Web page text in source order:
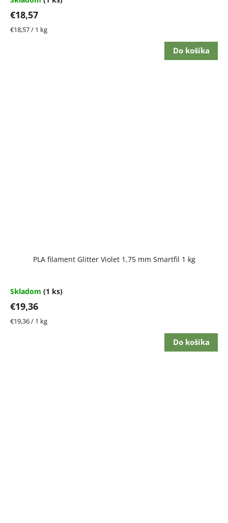
€18,57
Jednotková
€18,57 / 1 kg
Do košíka
PLA filament Glitter Violet 1,75 mm Smartfil 1 kg
Skladom (1 ks)
€19,36
Jednotková
€19,36 / 1 kg
Do košíka